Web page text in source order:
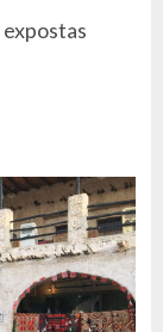
expostas